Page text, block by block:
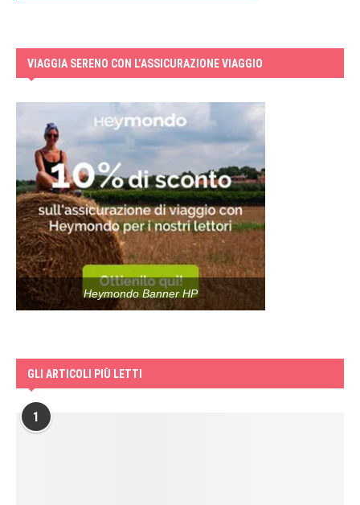
VIAGGIA SERENO CON L’ASSICURAZIONE VIAGGIO
Heymondo Banner HP
GLI ARTICOLI PIÙ LETTI
1